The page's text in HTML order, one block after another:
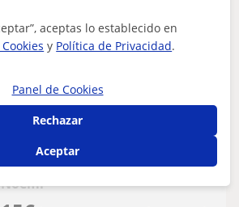
año de Medicina dispuesta a dar
materia a los más pequeños y
alumnos de...
Contactar
Noemí
aceptas lo establecido en
y Política de Privacidad.
Panel de Cookies
Rechazar
Aceptar